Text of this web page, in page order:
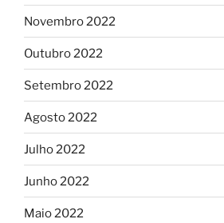
Novembro 2022
Outubro 2022
Setembro 2022
Agosto 2022
Julho 2022
Junho 2022
Maio 2022